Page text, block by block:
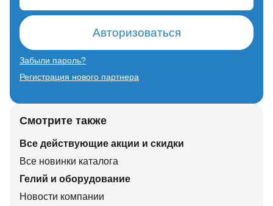
Авторизоваться
Забыли пароль?
Регистрация нового партнера
Смотрите также
Все действующие акции и скидки
Все новинки каталога
Гелий и оборудование
Новости компании